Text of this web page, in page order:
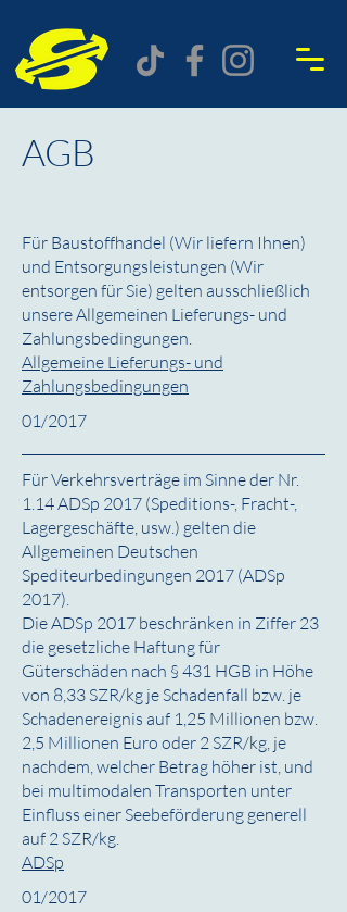
AGB
Für Baustoffhandel (Wir liefern Ihnen)
und Entsorgungsleistungen (Wir
entsorgen für Sie) gelten ausschließlich
unsere Allgemeinen Lieferungs- und
Zahlungsbedingungen.
Allgemeine Lieferungs- und
Zahlungsbedingungen
01/2017
Für Verkehrsverträge im Sinne der Nr.
1.14 ADSp 2017 (Speditions-, Fracht-,
Lagergeschäfte, usw.) gelten die
Allgemeinen Deutschen
Spediteurbedingungen 2017 (ADSp
2017).
Die ADSp 2017 beschränken in Ziffer 23
die gesetzliche Haftung für
Güterschäden nach § 431 HGB in Höhe
von 8,33 SZR/kg je Schadenfall bzw. je
Schadenereignis auf 1,25 Millionen bzw.
2,5 Millionen Euro oder 2 SZR/kg, je
nachdem, welcher Betrag höher ist, und
bei multimodalen Transporten unter
Einfluss einer Seebeförderung generell
auf 2 SZR/kg.
ADSp
01/2017